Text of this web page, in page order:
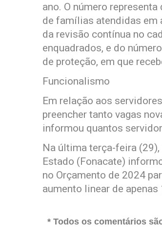
ano. O número
de famílias atendidas em
da revisão contínua no
enquadrados, e do
de proteção, em que
Funcionalismo
Em relação aos
preencher tanto vagas
informou quantos
Na última terça-feira
Estado (Fonacate)
no Orçamento de 2024
aumento linear de
* Todos os comentários